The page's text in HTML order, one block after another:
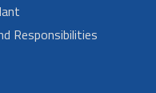
Responsibilities